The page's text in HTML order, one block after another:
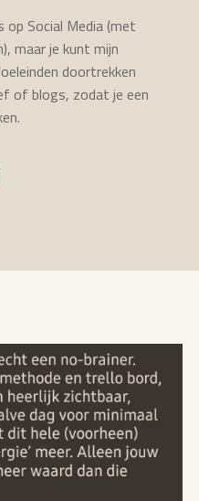
op Social Media (met
maar je kunt mijn
doortrekken
of blogs, zodat je een